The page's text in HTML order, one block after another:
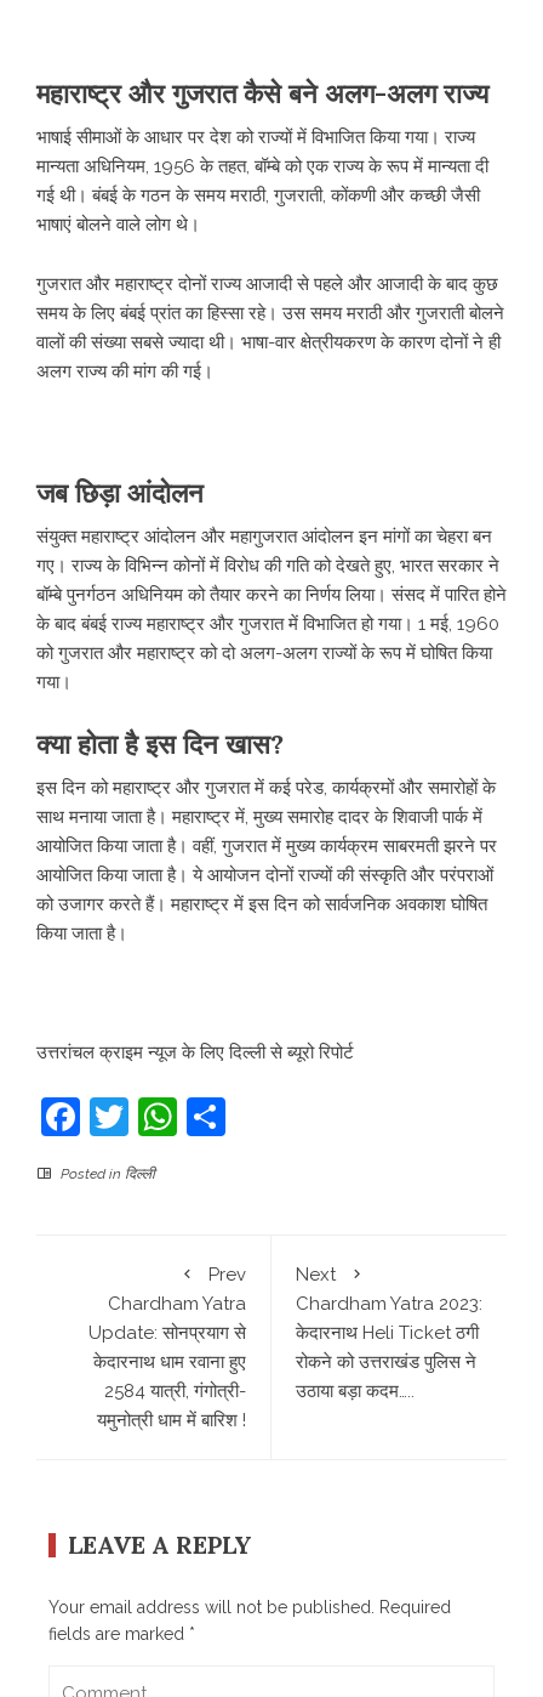
महाराष्ट्र और गुजरात कैसे बने अलग-अलग राज्य
भाषाई सीमाओं के आधार पर देश को राज्यों में विभाजित किया गया। राज्य
मान्यता अधिनियम, 1956 के तहत, बॉम्बे को एक राज्य के रूप में मान्यता दी
गई थी। बंबई के गठन के समय मराठी, गुजराती, कोंकणी और कच्छी जैसी
भाषाएं बोलने वाले लोग थे।
गुजरात और महाराष्ट्र दोनों राज्य आजादी से पहले और आजादी के बाद कुछ
समय के लिए बंबई प्रांत का हिस्सा रहे। उस समय मराठी और गुजराती बोलने
वालों की संख्या सबसे ज्यादा थी। भाषा-वार क्षेत्रीयकरण के कारण दोनों ने ही
अलग राज्य की मांग की गई।
जब छिड़ा आंदोलन
संयुक्त महाराष्ट्र आंदोलन और महागुजरात आंदोलन इन मांगों का चेहरा बन
गए। राज्य के विभिन्न कोनों में विरोध की गति को देखते हुए, भारत सरकार ने
बॉम्बे पुनर्गठन अधिनियम को तैयार करने का निर्णय लिया। संसद में पारित होने
के बाद बंबई राज्य महाराष्ट्र और गुजरात में विभाजित हो गया। 1 मई, 1960
को गुजरात और महाराष्ट्र को दो अलग-अलग राज्यों के रूप में घोषित किया
गया।
क्या होता है इस दिन खास?
इस दिन को महाराष्ट्र और गुजरात में कई परेड, कार्यक्रमों और समारोहों के
साथ मनाया जाता है। महाराष्ट्र में, मुख्य समारोह दादर के शिवाजी पार्क में
आयोजित किया जाता है। वहीं, गुजरात में मुख्य कार्यक्रम साबरमती झरने पर
आयोजित किया जाता है। ये आयोजन दोनों राज्यों की संस्कृति और परंपराओं
को उजागर करते हैं। महाराष्ट्र में इस दिन को सार्वजनिक अवकाश घोषित
किया जाता है।
उत्तरांचल क्राइम न्यूज के लिए दिल्ली से ब्यूरो रिपोर्ट
Facebook
TwitterWhatsApp
Posted in दिल्ली
Prev
Chardham Yatra
Update: सोनप्रयाग से
केदारनाथ धाम रवाना हुए
2584 यात्री, गंगोत्री-
यमुनोत्री धाम में बारिश !
Next
Chardham Yatra 2023:
केदारनाथ Heli Ticket ठगी
रोकने को उत्तराखंड पुलिस ने
उठाया बड़ा कदम…..
LEAVE A REPLY
Your email address will not be published.
Required
fields are marked *